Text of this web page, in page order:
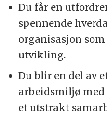
Du får en
spennende
organisasjon
utvikling.
Du blir en del av
arbeidsmiljø med
et utstrakt